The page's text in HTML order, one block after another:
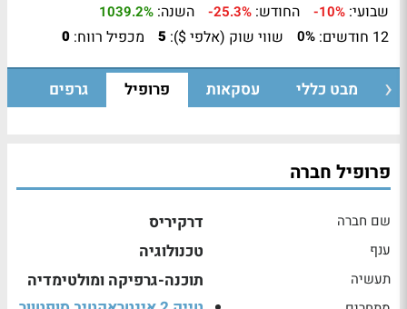
שבועי: -10% החודש: -25.3% השנה: 1039.2%
12 חודשים: 0% שווי שוק (אלפי $): 5 מכפיל רווח: 0
מבט כללי עסקאות פרופיל גרפים
פרופיל חברה
שם חברה דרקיריס
ענף טכנולוגיה
תעשיה תוכנה-גרפיקה ומולטימדיה